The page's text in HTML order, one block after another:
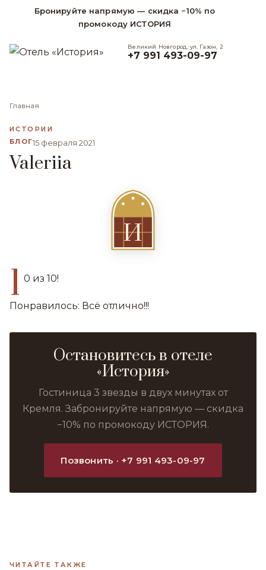
Бронируйте напрямую — скидка −10% по
промокоду ИСТОРИЯ
Великий Новгород, ул. Газон, 2
+7 991 493-09-97
Главная
ИСТОРИИ
БЛОГ15 февраля 2021
Valeriia
И
1 0 из 10!
Понравилось: Всё отлично!!!
Остановитесь в отеле
«История»
Гостиница 3 звезды в двух минутах от
Кремля. Забронируйте напрямую — скидка
−10% по промокоду ИСТОРИЯ.
Позвонить · +7 991 493-09-97
ЧИТАЙТЕ ТАКЖЕ